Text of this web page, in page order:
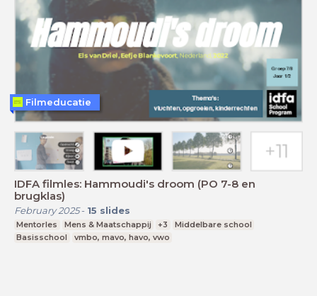
IDFA filmles: Hammoudi's droom (PO 7-8 en
brugklas)
February 2025- 15 slides
Mentorles Mens & Maatschappij +3
Middelbare school
Basisschool
vmbo, mavo, havo, vwo
Filmeducatie